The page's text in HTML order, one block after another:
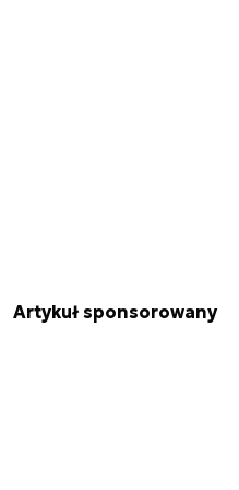
Artykuł sponsorowany